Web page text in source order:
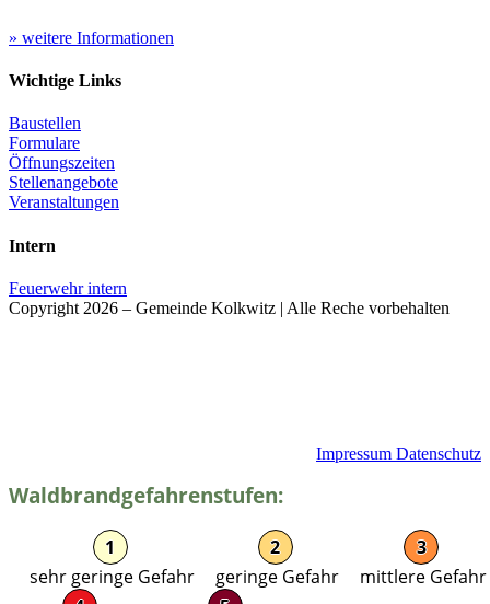
» weitere Informationen
Wichtige Links
Baustellen
Formulare
Öffnungszeiten
Stellenangebote
Veranstaltungen
Intern
Feuerwehr intern
Copyright 2026 – Gemeinde Kolkwitz | Alle Reche vorbehalten
Impressum Datenschutz